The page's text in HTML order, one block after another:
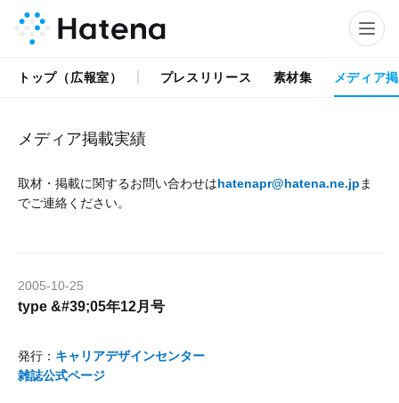
トップ（広報室） プレスリリース 素材集 メディア
メディア掲載実績
取材・掲載に関するお問い合わせはhatenapr@hatena.ne.jp ま
でご連絡ください。
2005-10-25
type &#39;05年12月号
発行： キャリアデザインセンター
雑誌公式ページ